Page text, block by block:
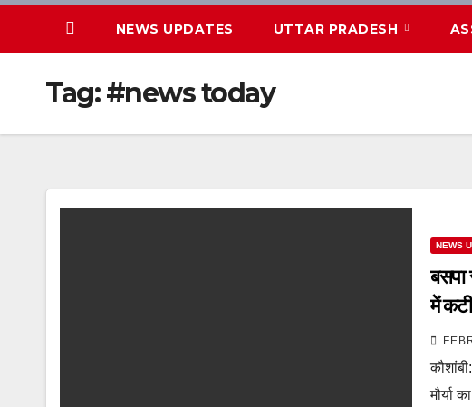
NEWS UPDATES UTTAR PRADESH
Tag:#news today
NEWS
बसपा
में
मौर्या